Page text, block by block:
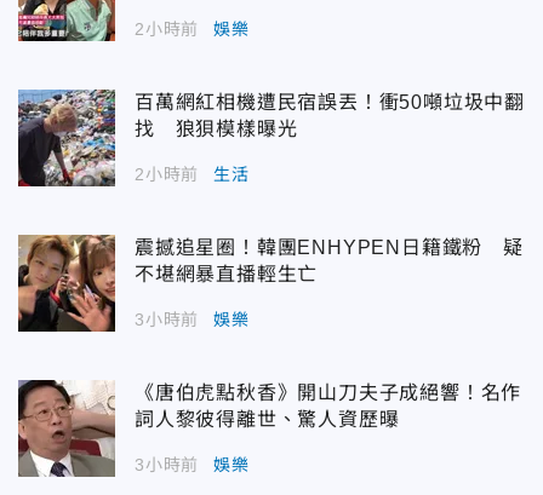
2小時前 娛樂
百萬網紅相機遭民宿誤丟！衝50噸垃圾中翻
找 狼狽模樣曝光
2小時前 生活
震撼追星圈！韓團ENHYPEN日籍鐵粉 疑
不堪網暴直播輕生亡
3小時前 娛樂
《唐伯虎點秋香》開山刀夫子成絕響！名作
詞人黎彼得離世、驚人資歷曝
3小時前 娛樂